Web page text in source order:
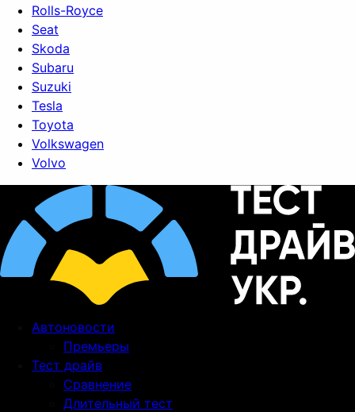
Rolls-Royce
Seat
Skoda
Subaru
Suzuki
Tesla
Toyota
Volkswagen
Volvo
Автоновости
Премьеры
Тест драйв
Сравнение
Длительный тест